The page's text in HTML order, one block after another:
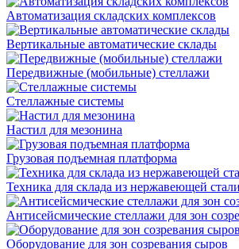
Автоматизация складских комплексов
Вертикальные автоматические склады
Передвижные (мобильные) стеллажи
Стеллажные системы
Настил для мезонина
Грузовая подъемная платформа
Техника для склада из нержавеющей стали
Антисейсмические стеллажи для зон
Оборудование для зон созревания сыров